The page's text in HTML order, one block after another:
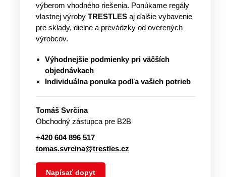
výberom vhodného riešenia. Ponúkame regály
vlastnej výroby TRESTLES aj ďalšie vybavenie
pre sklady, dielne a prevádzky od overených
výrobcov.
Výhodnejšie podmienky pri väčších
objednávkach
Individuálna ponuka podľa vašich potrieb
Tomáš Svrčina
Obchodný zástupca pre B2B
+420 604 896 517
tomas.svrcina@trestles.cz
Napísať dopyt